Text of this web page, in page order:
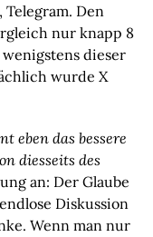
Den
nur knapp 8
dieser
wurde X
eben das bessere
diesseits des
an: Der Glaube
Diskussion
Wenn man nur